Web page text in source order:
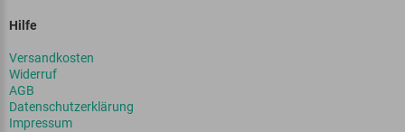
Hilfe
Versandkosten
Widerruf
AGB
Datenschutzerklärung
Impressum